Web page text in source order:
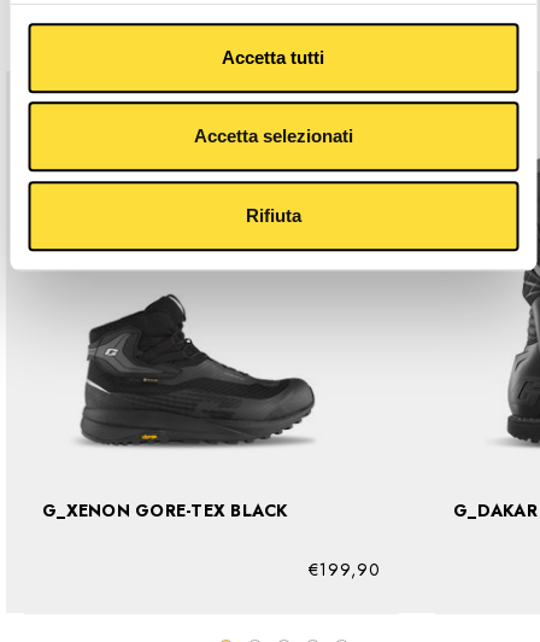
Accetta tutti
Accetta selezionati
Rifiuta
Articoli Che Potrebbero Piacerti
G_XENON GORE-TEX BLACK
€199,90